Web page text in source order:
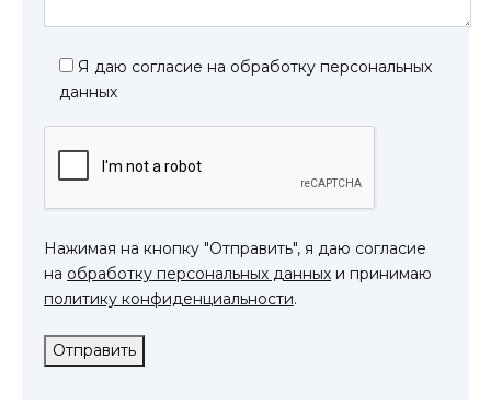
Я даю согласие на обработку персональных
данных
Нажимая на кнопку "Отправить", я даю согласие
на обработку персональных данных и принимаю
политику конфиденциальности.
Отправить